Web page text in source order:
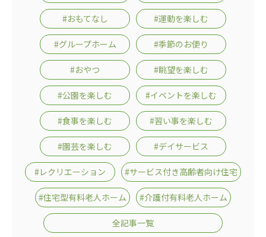
#おもてなし #運動を楽しむ
#グループホーム #季節のお便り
#おやつ #眺望を楽しむ
#公園を楽しむ #イベントを楽しむ
#食事を楽しむ #習い事を楽しむ
#園芸を楽しむ #デイサービス
#レクリエーション #サービス付き高齢者向け住宅
#住宅型有料老人ホーム #介護付有料老人ホーム
全記事一覧